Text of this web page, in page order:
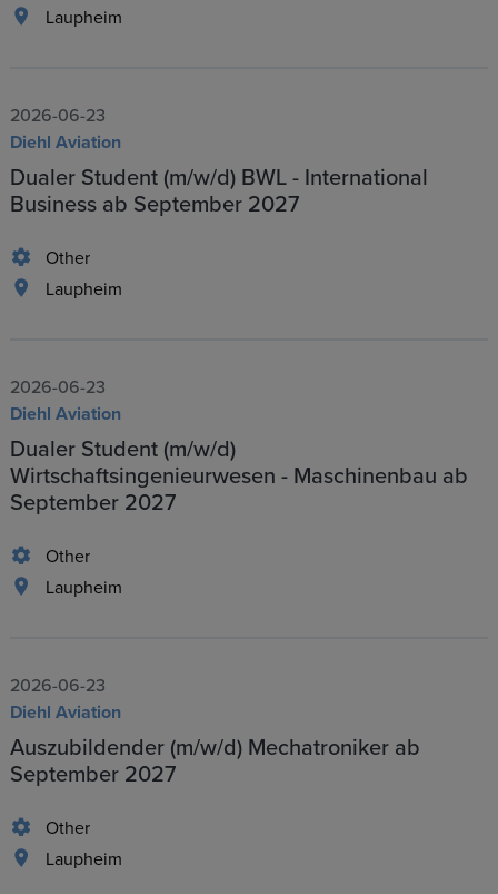
Laupheim
2026-06-23
Diehl Aviation
Dualer Student (m/w/d) BWL - International
Business ab September 2027
Other
Laupheim
2026-06-23
Diehl Aviation
Dualer Student (m/w/d)
Wirtschaftsingenieurwesen - Maschinenbau ab
September 2027
Other
Laupheim
2026-06-23
Diehl Aviation
Auszubildender (m/w/d) Mechatroniker ab
September 2027
Other
Laupheim